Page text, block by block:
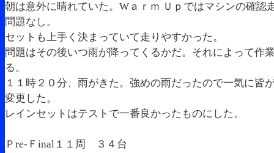
朝は意外に晴れていた。Wａｒｍ Ｕｐではマシンの確認
問題なし。
セットも上手く決まっていて走りやすかった。
問題はその後いつ雨が降ってくるかだ。それによって作
る。
１１時２０分、雨がきた。強めの雨だったので一気に皆
変更した。
レインセットはテストで一番良かったものにした。
Ｐre-Ｆinal１１周 ３４台